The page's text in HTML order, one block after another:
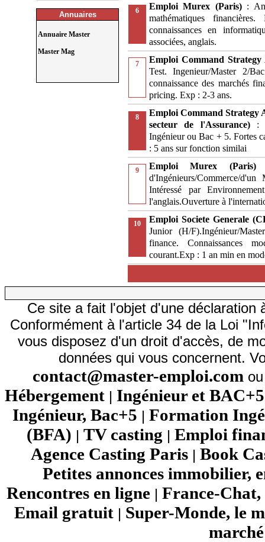
Annuaires
Annuaire Master
Master Mag
6 Emploi Murex (Paris) :
mathématiques
connaissances en
associées, anglais.
7
Emploi Command
Test. Ingenieur/Master 2/
connaissance des marchés
pricing. Exp : 2-3 ans.
8
Emploi Command Strategy
secteur de l'Assurance) :
Ingénieur ou Bac + 5. Fortes
: 5 ans sur fonction similai
9
Emploi Murex
d'Ingénieurs/Commerce/
Intéressé par
l'anglais.Ouverture à
10
Emploi Societe Generale
Junior (H/F).Ingénieur/
finance. Connaissances
courant.Exp : 1 an min en
Ce site a fait l'objet d'une déclaration
Conformément à l'article 34 de la Loi
vous disposez d'un droit d'accès, de
données qui vous concernent.
contact@master-emploi.com
Hébergement | Ingénieur et
Ingénieur, Bac+5 | Formation
(BFA) | TV casting | Emploi
Agence Casting Paris | Book
Petites annonces immobilier,
Rencontres en ligne | France-Chat,
Email gratuit| Super-Monde, le